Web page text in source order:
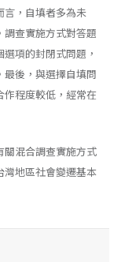
言，自填者多為未
查實施方式對答題
項的封閉式問題，
後，與選擇自填問
作程度較低，經常在
關混合調查實施方式
灣地區社會變遷基本